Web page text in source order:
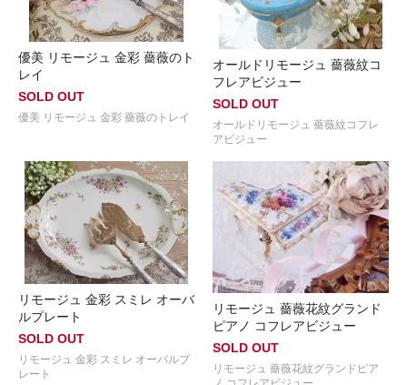
優美 リモージュ 金彩 薔薇のト
レイ
SOLD OUT
優美 リモージュ 金彩 薔薇のトレイ
オールドリモージュ 薔薇紋コ
フレアビジュー
SOLD OUT
オールドリモージュ 薔薇紋コフレ
アビジュー
リモージュ 金彩 スミレ オーバ
ルプレート
SOLD OUT
リモージュ 金彩 スミレ オーバルプ
レート
リモージュ 薔薇花紋グランド
ピアノ コフレアビジュー
SOLD OUT
リモージュ 薔薇花紋グランドピア